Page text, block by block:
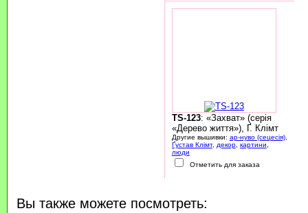
TS-123: «Захват» (серія
«Дерево життя»), Ґ. Клімт
Другие вышивки: ар-нуво (сецесія),
Ґустав Клімт, декор, картини
люди
Отметить для заказа
Вы также можете посмотреть: